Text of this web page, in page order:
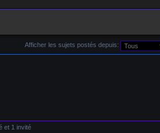
Afficher les sujets postés depuis:
et 1 invité